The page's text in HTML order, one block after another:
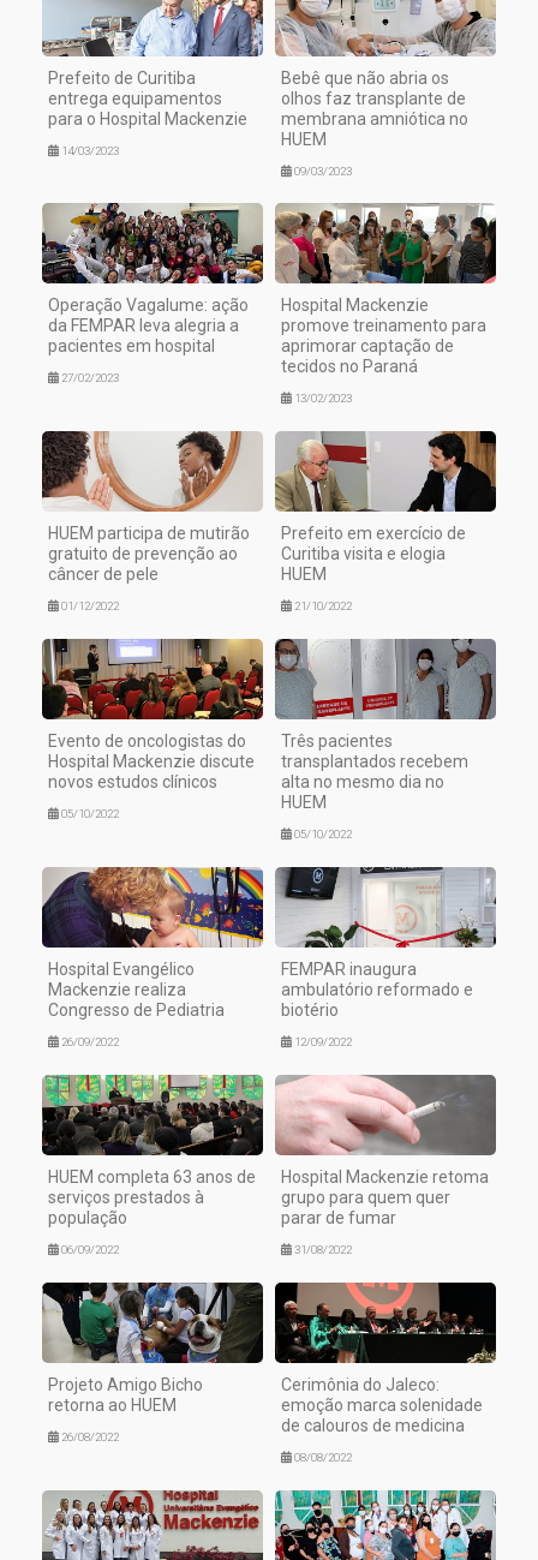
Prefeito de Curitiba
entrega equipamentos
para o Hospital Mackenzie
14/03/2023
Bebê que não abria os
olhos faz transplante de
membrana amniótica no
HUEM
09/03/2023
Operação Vagalume: ação
da FEMPAR leva alegria a
pacientes em hospital
27/02/2023
Hospital Mackenzie
promove treinamento para
aprimorar captação de
tecidos no Paraná
13/02/2023
HUEM participa de mutirão
gratuito de prevenção ao
câncer de pele
01/12/2022
Prefeito em exercício de
Curitiba visita e elogia
HUEM
21/10/2022
Evento de oncologistas do
Hospital Mackenzie discute
novos estudos clínicos
05/10/2022
Três pacientes
transplantados recebem
alta no mesmo dia no
HUEM
05/10/2022
Hospital Evangélico
Mackenzie realiza
Congresso de Pediatria
26/09/2022
FEMPAR inaugura
ambulatório reformado e
biotério
12/09/2022
HUEM completa 63 anos de
serviços prestados à
população
06/09/2022
Hospital Mackenzie retoma
grupo para quem quer
parar de fumar
31/08/2022
Projeto Amigo Bicho
retorna ao HUEM
26/08/2022
Cerimônia do Jaleco:
emoção marca solenidade
de calouros de medicina
08/08/2022